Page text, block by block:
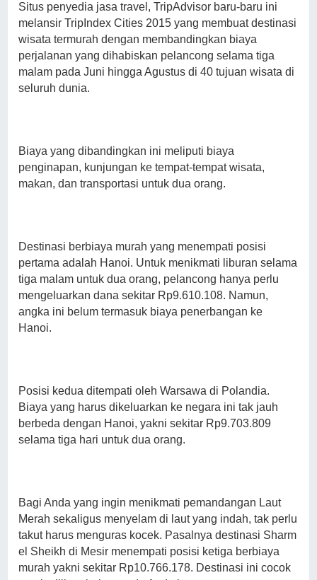
Situs penyedia jasa travel, TripAdvisor baru-baru ini
melansir TripIndex Cities 2015 yang membuat destinasi
wisata termurah dengan membandingkan biaya
perjalanan yang dihabiskan pelancong selama tiga
malam pada Juni hingga Agustus di 40 tujuan wisata di
seluruh dunia.
Biaya yang dibandingkan ini meliputi biaya
penginapan, kunjungan ke tempat-tempat wisata,
makan, dan transportasi untuk dua orang.
Destinasi berbiaya murah yang menempati posisi
pertama adalah Hanoi. Untuk menikmati liburan selama
tiga malam untuk dua orang, pelancong hanya perlu
mengeluarkan dana sekitar Rp9.610.108. Namun,
angka ini belum termasuk biaya penerbangan ke
Hanoi.
Posisi kedua ditempati oleh Warsawa di Polandia.
Biaya yang harus dikeluarkan ke negara ini tak jauh
berbeda dengan Hanoi, yakni sekitar Rp9.703.809
selama tiga hari untuk dua orang.
Bagi Anda yang ingin menikmati pemandangan Laut
Merah sekaligus menyelam di laut yang indah, tak perlu
takut harus menguras kocek. Pasalnya destinasi Sharm
el Sheikh di Mesir menempati posisi ketiga berbiaya
murah yakni sekitar Rp10.766.178. Destinasi ini cocok